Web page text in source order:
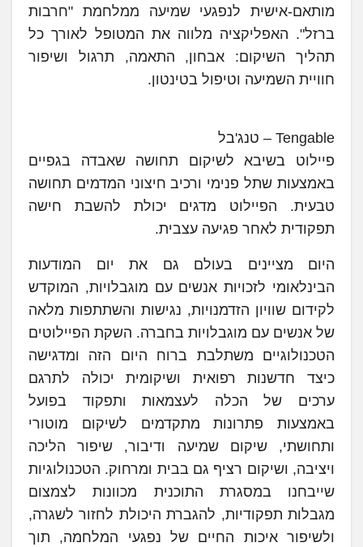
מותאם-אישית לנפגעי שמיעה ממלחמת "חרבות
ברזל". האפליקציה מלווה את המטופל לאורך כל
תהליך השיקום: אבחון, התאמה, תרגול ושיפור
חוויית השמיעה וטיפול בטינטון.
Tengable – טנג'בל
פיילוט בשיבא לשיקום תחושה שאבדה בגפיים
באמצעות שתל פנימי ורכיב חיצוני המדמים תחושה
טבעית. הפיילוט מדגים יכולת להשבת חישה
תפקודית לאחר פגיעה עצבית.
היום מציינים בעולם גם את יום המודעות
הבינלאומי לזכויות אנשים עם מוגבלויות, המוקדש
לקידום שוויון הזדמנויות, נגישות והשתתפות מלאה
של אנשים עם מוגבלויות בחברה. השקת הפיילוטים
הטכנולוגיים משתלבת ברוח היום הזה ומדגישה
כיצד חדשנות רפואית ושיקומית יכולה לתרגם
ערכים של הכלה לעצמאות ותפקוד בפועל
באמצעות פתרונות מתקדמים לשיקום מוטורי
ותחושתי, שיקום שמיעה ודיבור, שיפור הליכה
ויציבה, ושיקום רציף גם בבית ומרחוק. הטכנולוגיות
שייבחנו במסגרת התוכנית מכוונות לצמצום
מגבלות תפקודיות, להגברת היכולת לחזור לשגרה,
ולשיפור איכות החיים של נפגעי המלחמה, תוך